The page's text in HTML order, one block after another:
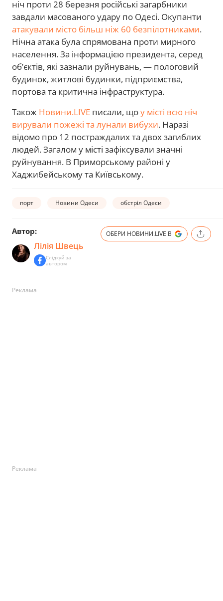
ніч проти 28 березня російські загарбники
завдали масованого удару по Одесі. Окупанти
атакували місто більш ніж 60 безпілотниками.
Нічна атака була спрямована проти мирного
населення. За інформацією президента, серед
обʼєктів, які зазнали руйнувань, — пологовий
будинок, житлові будинки, підприємства,
портова та критична інфраструктура.
Також Новини.LIVE писали, щоу місті всю ніч
вирували пожежі та лунали вибухи. Наразі
відомо про 12 постраждалих та двох загиблих
людей. Загалом у місті зафіксували значні
руйнування. В Приморському районі у
Хаджибейському та Київському.
порт Новини Одеси обстріл Одеси
Автор:
Лілія Швець
Слідкуй за
автором
ОБЕРИ НОВИНИ.LIVE В
Реклама
Реклама